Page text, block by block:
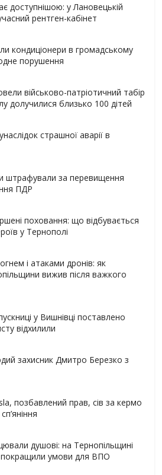
доступнішою: у Лановецькій
рентген-кабінет
кондиціонери в громадському
порушення
військово-патріотичний табір
долучилися близько 100 дітей
страшної аварії в
штрафували за перевищення
ПДР
поховання: що відбувається
у Тернополі
і атаками дронів: як
вижив після важкого
у Вишнівці поставлено
відхилили
захисник Дмитро Березко з
позбавлений прав, сів за кермо
душові: на Тернопільщині
покращили умови для ВПО